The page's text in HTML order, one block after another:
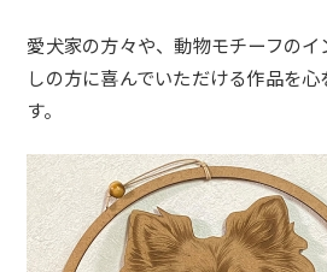
愛犬家の方々や、動物モチーフの
しの方に喜んでいただける作品を
す。